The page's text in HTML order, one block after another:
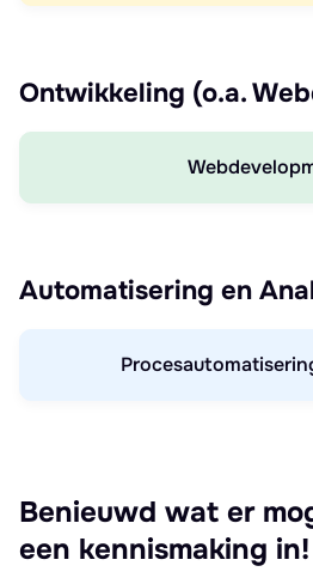
Ontwikkeling (o.a.
Automatisering en
Benieuwd wat er
een kennismaking in!